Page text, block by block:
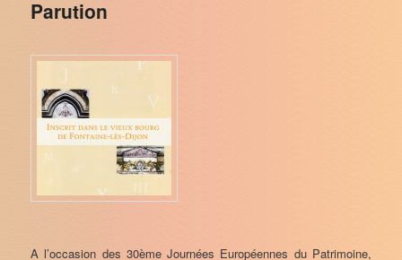
Parution
A l’occasion des 30ème Journées Européennes du Patrimoine,